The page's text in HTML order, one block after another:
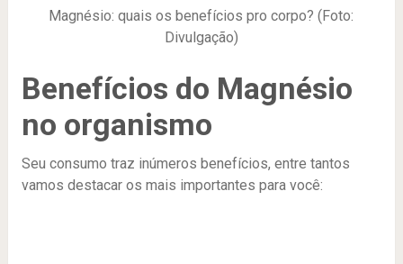
Magnésio: quais os benefícios pro corpo? (Foto:
Divulgação)
Benefícios do Magnésio
no organismo
Seu consumo traz inúmeros benefícios, entre tantos
vamos destacar os mais importantes para você: